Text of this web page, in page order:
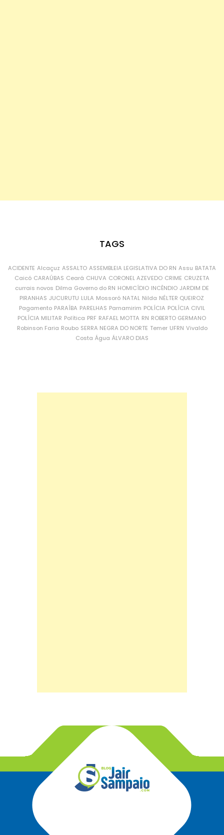
TAGS
ACIDENTE Alcaçuz ASSALTO ASSEMBLEIA LEGISLATIVA DO RN Assu BATATA
Caicó CARAÚBAS Ceará CHUVA CORONEL AZEVEDO CRIME CRUZETA
currais novos Dilma Governo do RN HOMICÍDIO INCÊNDIO JARDIM DE
PIRANHAS JUCURUTU LULA Mossoró NATAL Nilda NÉLTER QUEIROZ
Pagamento PARAÍBA PARELHAS Parnamirim POLÍCIA POLÍCIA CIVIL
POLÍCIA MILITAR Política PRF RAFAEL MOTTA RN ROBERTO GERMANO
Robinson Faria Roubo SERRA NEGRA DO NORTE Temer UFRN Vivaldo
Costa Água ÁLVARO DIAS